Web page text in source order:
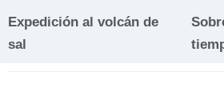
Expedición al volcán de
sal